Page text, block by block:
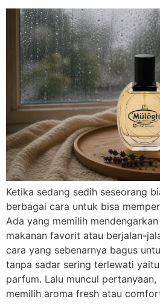
Ketika sedang sedih seseorang
berbagai cara untuk bisa
Ada yang memilih
makanan favorit atau berjalan-
cara yang sebenarnya bagus
tanpa sadar sering terlewati
parfum. Lalu muncul
memilih aroma fresh atau